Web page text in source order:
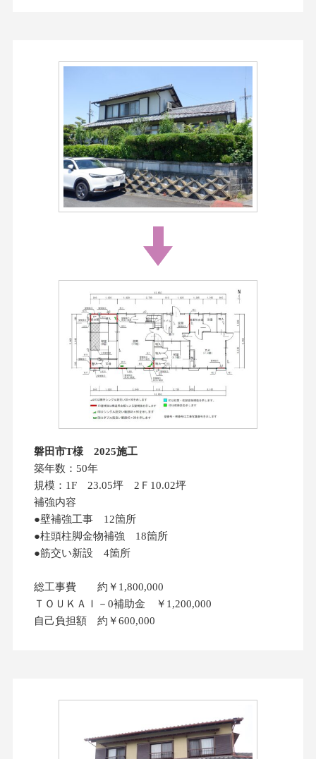
磐田市T様 2025施工
築年数：50年
規模：1F 23.05坪 2Ｆ10.02坪
補強内容
●壁補強工事 12箇所
●柱頭柱脚金物補強 18箇所
●筋交い新設 4箇所
総工事費 約￥1,800,000
ＴＯＵＫＡＩ－0補助金 ￥1,200,000
自己負担額 約￥600,000